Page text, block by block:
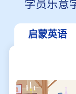
学员乐意
启蒙英语